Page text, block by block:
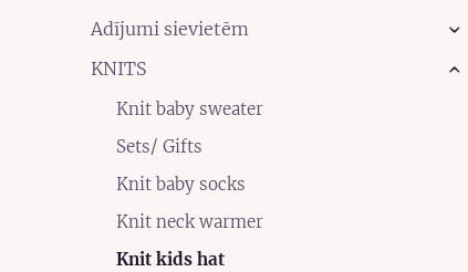
Adījumi sievietēm
›
KNITS
Knit baby sweater
Sets/ Gifts
Knit baby socks
Knit neck warmer
Knit kids hat
›